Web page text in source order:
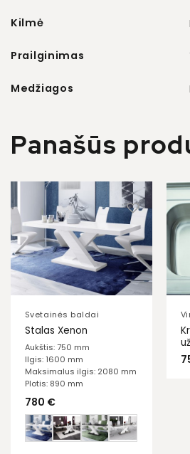
Kilmė
Prailginimas
Medžiagos
Panašūs
Svetainės baldai
Stalas Xenon
Aukštis: 750 mm
Ilgis: 1600 mm
Maksimalus ilgis: 2080 mm
Plotis: 890 mm
780 €